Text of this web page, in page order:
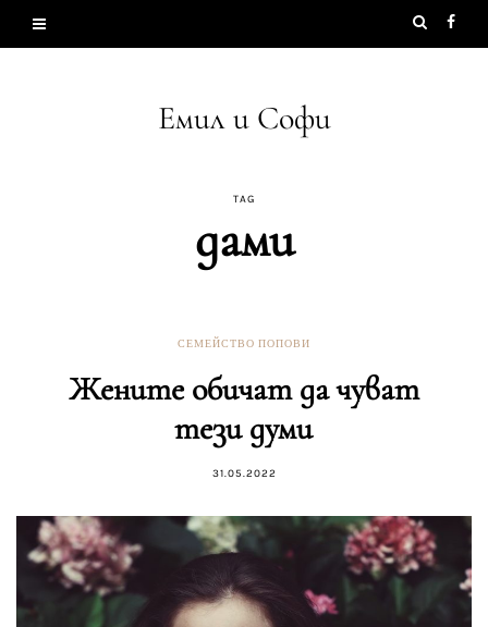
Емил и Софи
TAG
дами
СЕМЕЙСТВО ПОПОВИ
Жените обичат да чуват
тези думи
31.05.2022